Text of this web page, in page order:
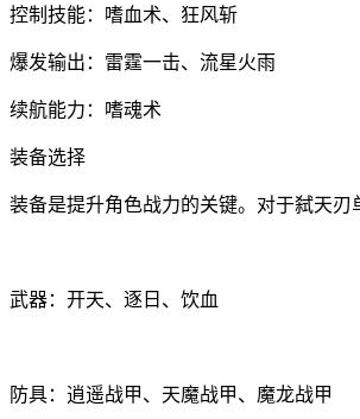
控制技能：嗜血术、狂风斩
爆发输出：雷霆一击、流星火雨
续航能力：嗜魂术
装备选择
装备是提升角色战力的关键。对于弑天刃
武器：开天、逐日、饮血
防具：逍遥战甲、天魔战甲、魔龙战甲